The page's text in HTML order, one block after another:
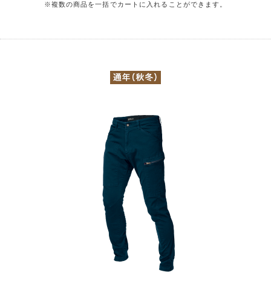
※複数の商品を一括でカートに入れることができます。